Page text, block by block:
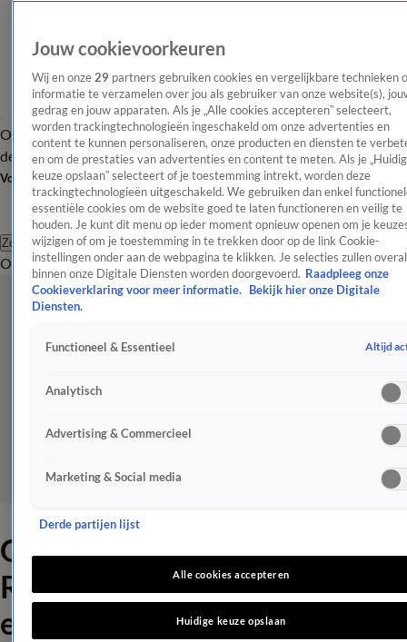
OverzichtAfleveringen Entertainment TV Algemeen
Tip
de redactieNieuwsbrief
Volg Shownieuws
Zoeken
OverzichtEntertainmentSpraakmakendRealityCrimeVideo's
Groot nieuws over André en
Roxeanne Hazes bij volgende
editie Holland Zingt Hazes
Jouw cookievoorkeuren
Wij en onze 29 partners gebruiken cookies en vergelijkbare technieken
informatie te verzamelen over jou als gebruiker van onze website(s),
gedrag en jouw apparaten. Als je „Alle cookies accepteren” selecteert,
worden trackingtechnologieën ingeschakeld om onze advertenties en
content te kunnen personaliseren, onze producten en diensten te
en om de prestaties van advertenties en content te meten. Als je
keuze opslaan” selecteert of je toestemming intrekt, worden deze
trackingtechnologieën uitgeschakeld. We gebruiken dan enkel
essentiële cookies om de website goed te laten functioneren en veilig te
houden. Je kunt dit menu op ieder moment opnieuw openen om je
wijzigen of om je toestemming in te trekken door op de link Cookie-
instellingen onder aan de webpagina te klikken. Je selecties zullen overal
binnen onze Digitale Diensten worden doorgevoerd. Raadpleeg onze
Cookieverklaring voor meer informatie.
Bekijk hier onze Digitale
Diensten.
Functioneel & Essentieel Altijd
Analytisch
Advertising & Commercieel
Marketing & Social media
Derde partijen lijst
Alle cookies accepteren
Huidige keuze opslaan